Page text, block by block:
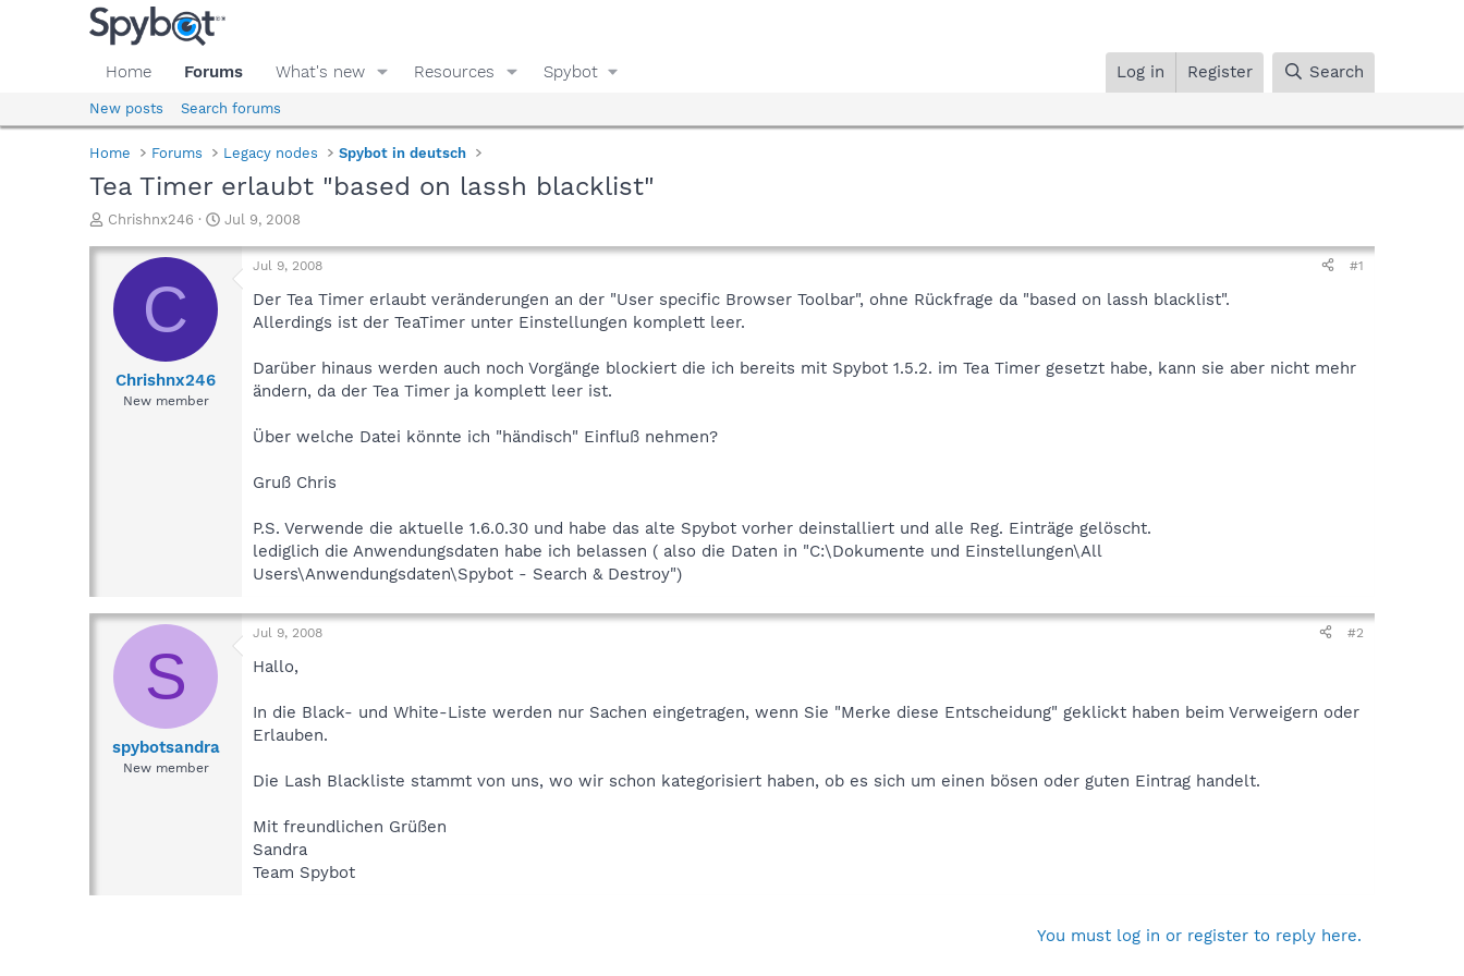
Home Forums What's new Resources Spybot Log in Register Search
New posts Search forums
Home Forums Legacy nodes Spybot in deutsch
Tea Timer erlaubt "based on lassh blacklist"
T
r
a
d
Chrishnx246
S
a
Jul 9, 2008
C
Chrishnx246
New member
Jul 9, 2008 #1
Der Tea Timer erlaubt veränderungen an der "User specific Browser Toolbar", ohne Rückfrage da "based on lassh blacklist".
Allerdings ist der TeaTimer unter Einstellungen komplett leer.
Darüber hinaus werden auch noch Vorgänge blockiert die ich bereits mit Spybot 1.5.2. im Tea Timer gesetzt habe, kann sie aber nicht mehr
ändern, da der Tea Timer ja komplett leer ist.
Über welche Datei könnte ich "händisch" Einfluß nehmen?
Gruß Chris
P.S. Verwende die aktuelle 1.6.0.30 und habe das alte Spybot vorher deinstalliert und alle Reg. Einträge gelöscht.
lediglich die Anwendungsdaten habe ich belassen ( also die Daten in "C:\Dokumente und Einstellungen\All
Users\Anwendungsdaten\Spybot - Search & Destroy")
S
spybotsandra
New member
Jul 9, 2008 #2
Hallo,
In die Black- und White-Liste werden nur Sachen eingetragen, wenn Sie "Merke diese Entscheidung" geklickt haben beim Verweigern oder
Erlauben.
Die Lash Blackliste stammt von uns, wo wir schon kategorisiert haben, ob es sich um einen bösen oder guten Eintrag handelt.
Mit freundlichen Grüßen
Sandra
Team Spybot
You must log in or register to reply here.